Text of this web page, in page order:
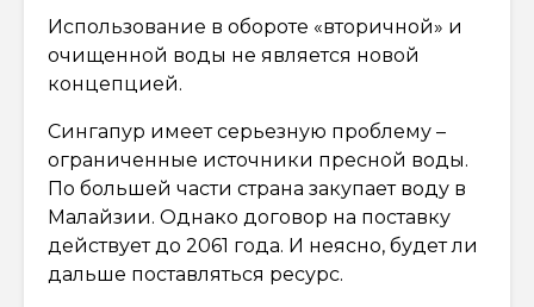
Использование в обороте «вторичной» и
очищенной воды не является новой
концепцией.
Сингапур имеет серьезную проблему –
ограниченные источники пресной воды.
По большей части страна закупает воду в
Малайзии. Однако договор на поставку
действует до 2061 года. И неясно, будет ли
дальше поставляться ресурс.